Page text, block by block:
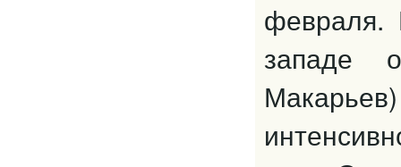
февраля.
западе